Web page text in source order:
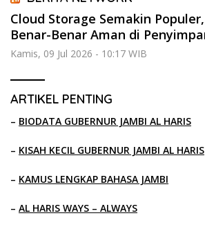
Cloud Storage Semakin
Benar-Benar Aman di
Kamis, 09 Jul 2026 - 10:17 WIB
ARTIKEL PENTING
– BIODATA GUBERNUR JAMBI AL HARIS
– KISAH KECIL GUBERNUR JAMBI AL HARIS
– KAMUS LENGKAP BAHASA JAMBI
– AL HARIS WAYS – ALWAYS